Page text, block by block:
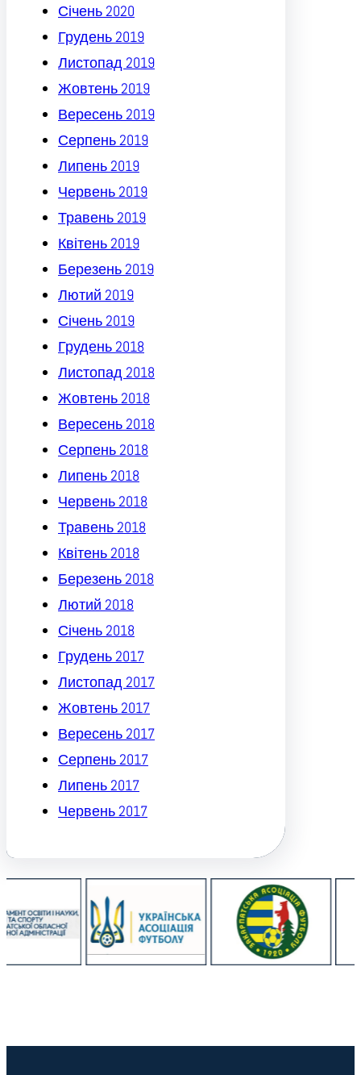
Січень 2020
Грудень 2019
Листопад 2019
Жовтень 2019
Вересень 2019
Серпень 2019
Липень 2019
Червень 2019
Травень 2019
Квітень 2019
Березень 2019
Лютий 2019
Січень 2019
Грудень 2018
Листопад 2018
Жовтень 2018
Вересень 2018
Серпень 2018
Липень 2018
Червень 2018
Травень 2018
Квітень 2018
Березень 2018
Лютий 2018
Січень 2018
Грудень 2017
Листопад 2017
Жовтень 2017
Вересень 2017
Серпень 2017
Липень 2017
Червень 2017